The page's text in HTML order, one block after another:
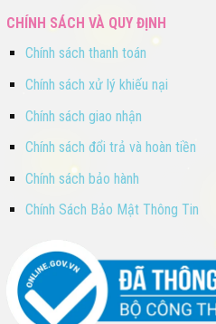
CHÍNH SÁCH VÀ QUY ĐỊNH
Chính sách thanh toán
Chính sách xử lý khiếu nại
Chính sách giao nhận
Chính sách đổi trả và hoàn tiền
Chính sách bảo hành
Chính Sách Bảo Mật Thông Tin